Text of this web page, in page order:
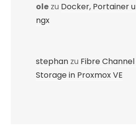
ole zu Docker, Portainer
ngx
stephan zu Fibre
Storage in Proxmox VE